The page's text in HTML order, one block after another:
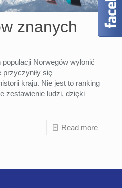
znanych
Norwegów wyłonić
przyczyniły się
kraju. Nie jest to ranking
zestawienie ludzi, dzięki
Read more